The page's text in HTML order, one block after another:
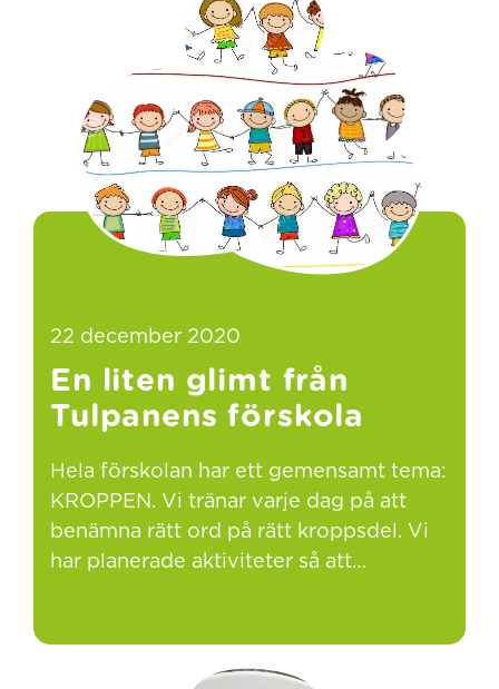
22 december 2020
En liten glimt från
Tulpanens förskola
Hela förskolan har ett gemensamt tema:
KROPPEN. Vi tränar varje dag på att
benämna rätt ord på rätt kroppsdel. Vi
har planerade aktiviteter så att…